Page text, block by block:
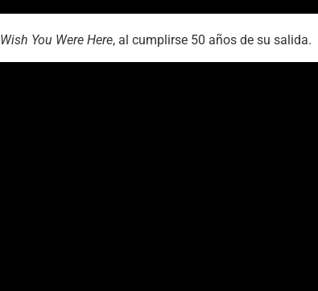
Wish You Were Here, al cumplirse 50 años de su salida.